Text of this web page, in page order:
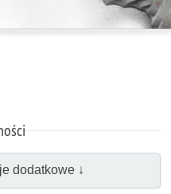
dodatkowe ↓